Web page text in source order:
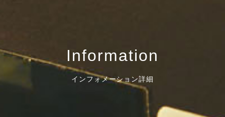
Information
インフォメーション詳細